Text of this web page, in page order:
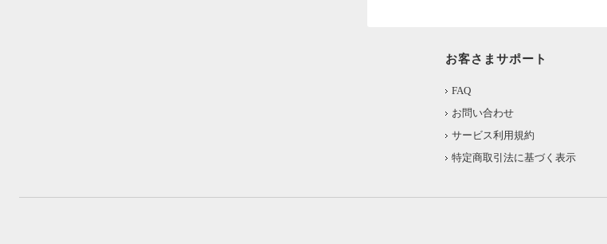
お客さまサポート
FAQ
お問い合わせ
サービス利用規約
特定商取引法に基づく表示